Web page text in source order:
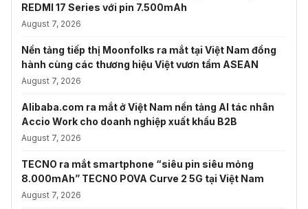
REDMI 17 Series với pin 7.500mAh
August 7, 2026
Nền tảng tiếp thị Moonfolks ra mắt tại Việt Nam đồng
hành cùng các thương hiệu Việt vươn tầm ASEAN
August 7, 2026
Alibaba.com ra mắt ở Việt Nam nền tảng AI tác nhân
Accio Work cho doanh nghiệp xuất khẩu B2B
August 7, 2026
TECNO ra mắt smartphone “siêu pin siêu mỏng
8.000mAh” TECNO POVA Curve 2 5G tại Việt Nam
August 7, 2026